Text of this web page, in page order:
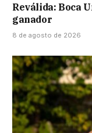
Reválida: Boca
ganador
8 de agosto de 2026